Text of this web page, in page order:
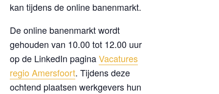
kan tijdens de online banenmarkt.
De online banenmarkt wordt
gehouden van 10.00 tot 12.00 uur
op de LinkedIn paginaVacatures
regio Amersfoort. Tijdens deze
ochtend plaatsen werkgevers hun